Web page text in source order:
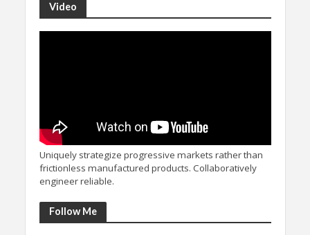
Video
Uniquely strategize progressive markets rather than
frictionless manufactured products. Collaboratively
engineer reliable.
Follow Me